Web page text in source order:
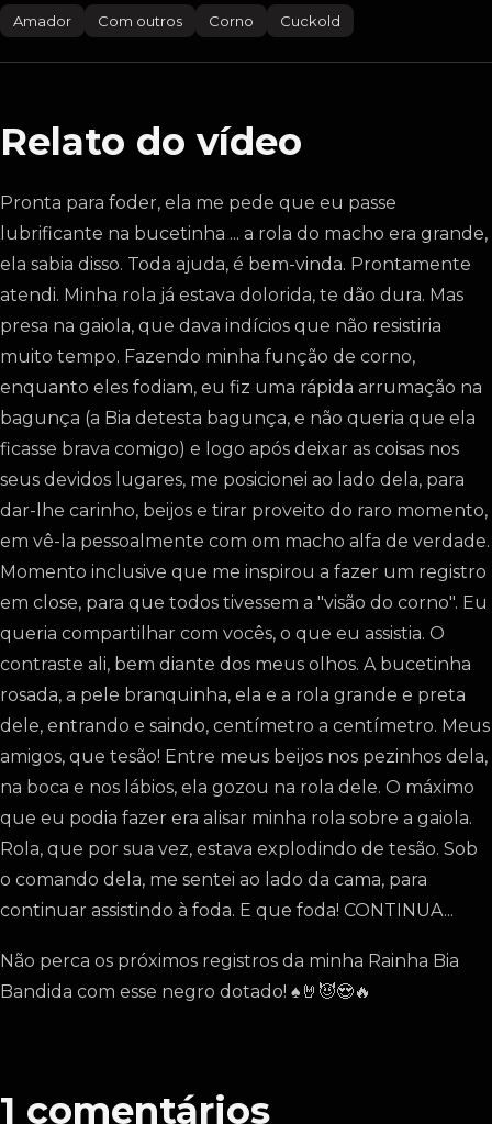
Amador Com outros Corno Cuckold
Relato do vídeo
Pronta para foder, ela me pede que eu passe
lubrificante na bucetinha ... a rola do macho era grande,
ela sabia disso. Toda ajuda, é bem-vinda. Prontamente
atendi. Minha rola já estava dolorida, te dão dura. Mas
presa na gaiola, que dava indícios que não resistiria
muito tempo. Fazendo minha função de corno,
enquanto eles fodiam, eu fiz uma rápida arrumação na
bagunça (a Bia detesta bagunça, e não queria que ela
ficasse brava comigo) e logo após deixar as coisas nos
seus devidos lugares, me posicionei ao lado dela, para
dar-lhe carinho, beijos e tirar proveito do raro momento,
em vê-la pessoalmente com om macho alfa de verdade.
Momento inclusive que me inspirou a fazer um registro
em close, para que todos tivessem a "visão do corno". Eu
queria compartilhar com vocês, o que eu assistia. O
contraste ali, bem diante dos meus olhos. A bucetinha
rosada, a pele branquinha, ela e a rola grande e preta
dele, entrando e saindo, centímetro a centímetro. Meus
amigos, que tesão! Entre meus beijos nos pezinhos dela,
na boca e nos lábios, ela gozou na rola dele. O máximo
que eu podia fazer era alisar minha rola sobre a gaiola.
Rola, que por sua vez, estava explodindo de tesão. Sob
o comando dela, me sentei ao lado da cama, para
continuar assistindo à foda. E que foda! CONTINUA...
Não perca os próximos registros da minha Rainha Bia
Bandida com esse negro dotado! ♠️🤘😈😍🔥
1 comentários